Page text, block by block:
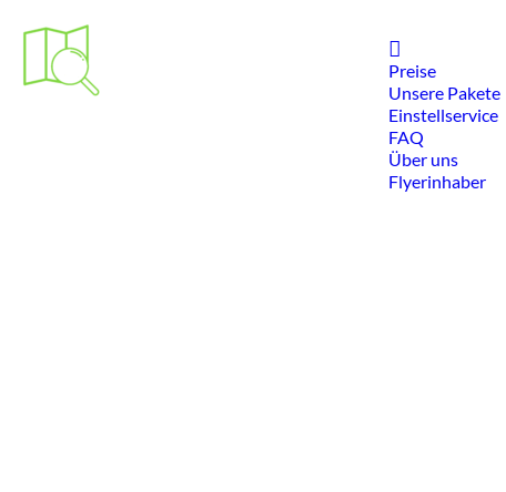
Preise
Unsere Pakete
Einstellservice
FAQ
Über uns
Flyerinhaber